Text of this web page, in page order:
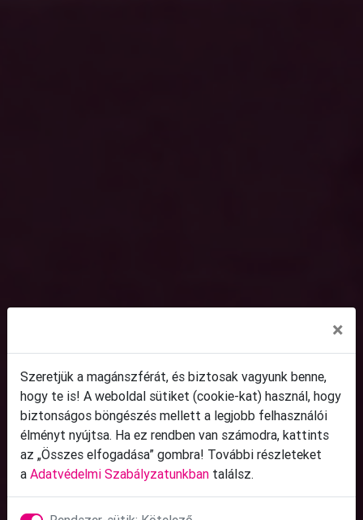
×
Szeretjük a magánszférát, és biztosak vagyunk benne,
hogy te is! A weboldal sütiket (cookie-kat) használ, hogy
biztonságos böngészés mellett a legjobb felhasználói
élményt nyújtsa. Ha ez rendben van számodra, kattints
az „Összes elfogadása” gombra! További részleteket
a Adatvédelmi Szabályzatunkban találsz.